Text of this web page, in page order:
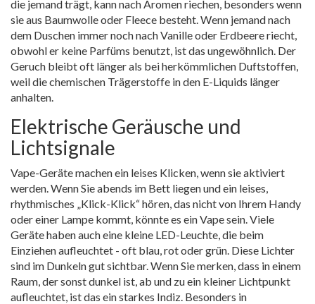
die jemand trägt, kann nach Aromen riechen, besonders wenn
sie aus Baumwolle oder Fleece besteht. Wenn jemand nach
dem Duschen immer noch nach Vanille oder Erdbeere riecht,
obwohl er keine Parfüms benutzt, ist das ungewöhnlich. Der
Geruch bleibt oft länger als bei herkömmlichen Duftstoffen,
weil die chemischen Trägerstoffe in den E-Liquids länger
anhalten.
Elektrische Geräusche und
Lichtsignale
Vape-Geräte machen ein leises Klicken, wenn sie aktiviert
werden. Wenn Sie abends im Bett liegen und ein leises,
rhythmisches „Klick-Klick“ hören, das nicht von Ihrem Handy
oder einer Lampe kommt, könnte es ein Vape sein. Viele
Geräte haben auch eine kleine LED-Leuchte, die beim
Einziehen aufleuchtet - oft blau, rot oder grün. Diese Lichter
sind im Dunkeln gut sichtbar. Wenn Sie merken, dass in einem
Raum, der sonst dunkel ist, ab und zu ein kleiner Lichtpunkt
aufleuchtet, ist das ein starkes Indiz. Besonders in